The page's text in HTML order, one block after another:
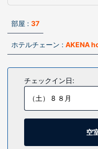
部屋 : 37
ホテルチェーン : AKENA
チェックイン日:
（土） 8 ８月
空